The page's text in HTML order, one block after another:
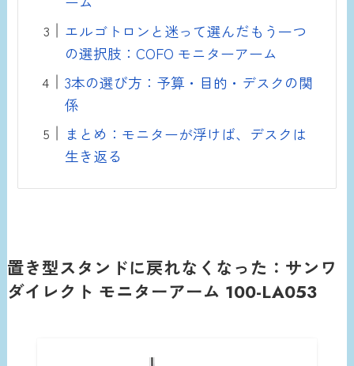
エルゴトロンと迷って選んだもう一つ
の選択肢：COFO モニターアーム
3本の選び方：予算・目的・デスクの関
係
まとめ：モニターが浮けば、デスクは
生き返る
置き型スタンドに戻れなくなった：サンワ
ダイレクト モニターアーム 100-LA053